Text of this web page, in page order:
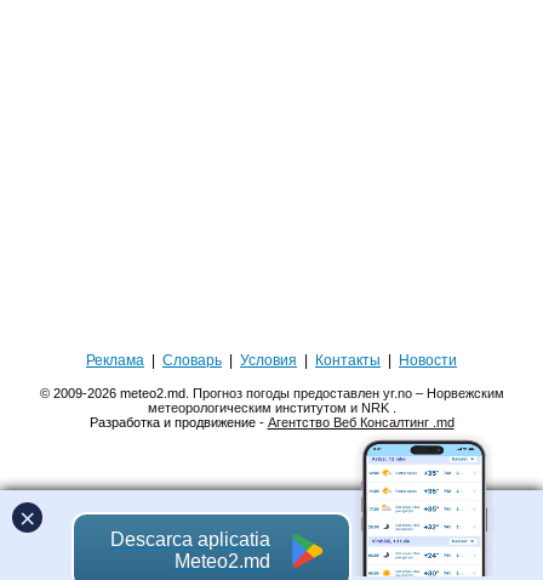
Реклама Словарь Условия Контакты Новости
© 2009-2026 meteo2.md. Прогноз погоды предоставлен yr.no – Норвежским
метеорологическим институтом и NRK
Разработка и продвижение - Агентство Веб Консалтинг .md
×
Descarca aplicatia
Meteo2.md